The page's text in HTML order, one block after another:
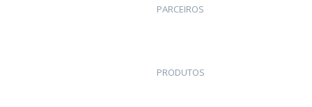
PARCEIROS
PRODUTOS